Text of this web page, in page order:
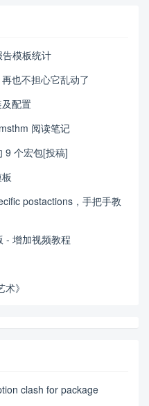
模板统计
也不担心它乱动了
配置
阅读笔记
9 个宏包[投稿]
postactions，手把手教
- 增加视频教程
》
clash for package